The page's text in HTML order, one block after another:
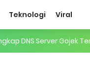
Teknologi Viral
Contoh